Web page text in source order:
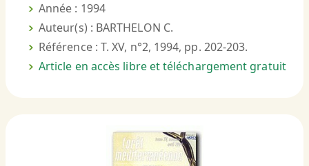
Année : 1994
Auteur(s) : BARTHELON C.
Référence : T. XV, n°2, 1994, pp. 202-203.
Article en accès libre et téléchargement gratuit